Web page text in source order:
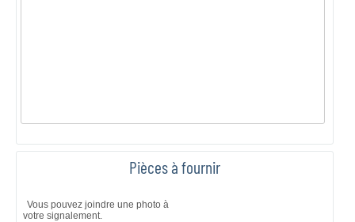
Pièces à fournir
Vous pouvez joindre une photo à
votre signalement.